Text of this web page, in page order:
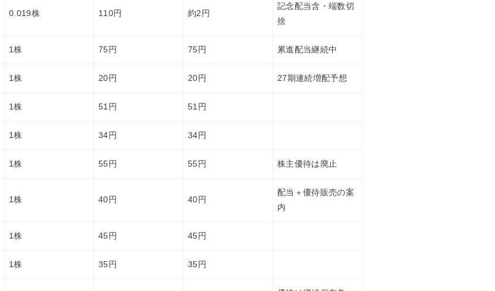
0.019株 110円 約2円
記念配当含・端数切
捨
1株 75円 75円 累進配当継続中
1株 20円 20円 27期連続増配予想
1株 51円 51円
1株 34円 34円
1株 55円 55円 株主優待は廃止
1株 40円 40円
配当＋優待販売の案
内
1株 45円 45円
1株 35円 35円